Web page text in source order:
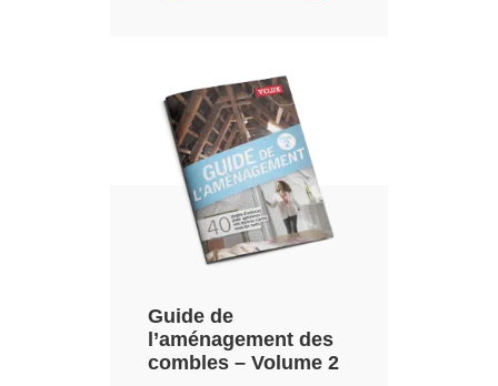
Guide de
l’aménagement des
combles – Volume 2